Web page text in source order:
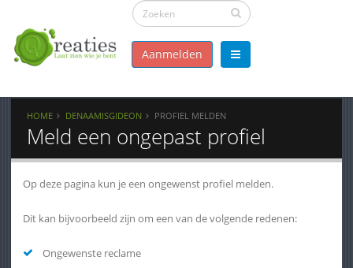
Aanmelden
HOME DENAAMISGIDEON PROFIEL MELDEN
Meld een ongepast profiel
Op deze pagina kun je een ongewenst profiel melden.
Dit kan bijvoorbeeld zijn om een van de volgende redenen:
Ongewenste reclame